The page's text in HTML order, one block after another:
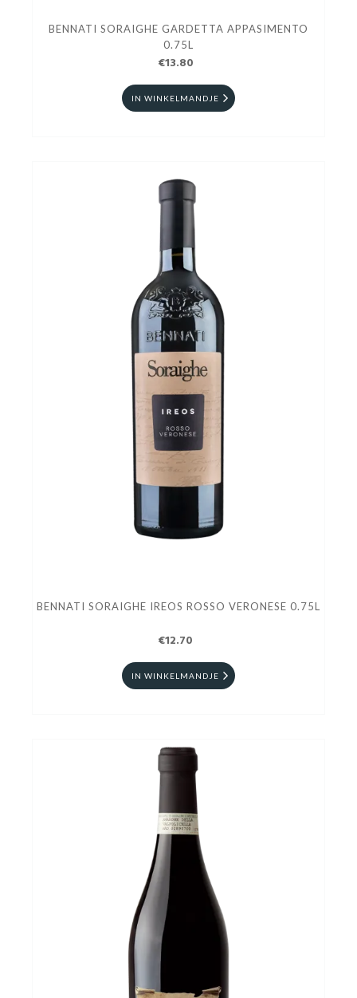
BENNATI SORAIGHE GARDETTA APPASIMENTO
0.75L
€13.80
IN WINKELMANDJE
BENNATI SORAIGHE IREOS ROSSO VERONESE 0.75L
€12.70
IN WINKELMANDJE